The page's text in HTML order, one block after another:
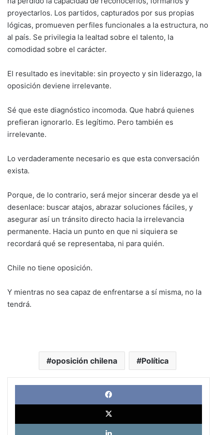
proyectarlos. Los partidos, capturados por sus propias
lógicas, promueven perfiles funcionales a la estructura, no
al país. Se privilegia la lealtad sobre el talento, la
comodidad sobre el carácter.
El resultado es inevitable: sin proyecto y sin liderazgo, la
oposición deviene irrelevante.
Sé que este diagnóstico incomoda. Que habrá quienes
prefieran ignorarlo. Es legítimo. Pero también es
irrelevante.
Lo verdaderamente necesario es que esta conversación
exista.
Porque, de lo contrario, será mejor sincerar desde ya el
desenlace: buscar atajos, abrazar soluciones fáciles, y
asegurar así un tránsito directo hacia la irrelevancia
permanente. Hacia un punto en que ni siquiera se
recordará qué se representaba, ni para quién.
Chile no tiene oposición.
Y mientras no sea capaz de enfrentarse a sí misma, no la
tendrá.
oposición chilena Política
X